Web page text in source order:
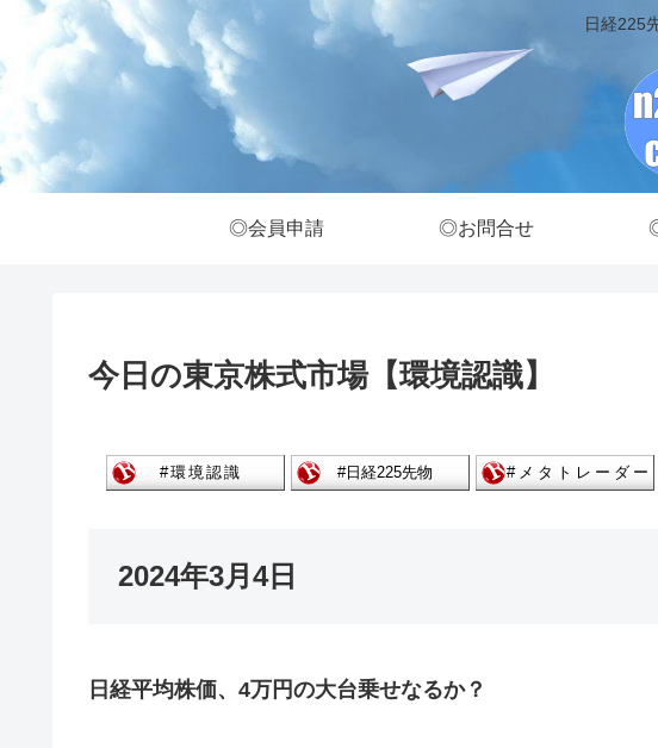
日経225
◎会員申請 ◎お問合せ
今日の東京株式市場【環境認識】
2024年3月4日
日経平均株価、4万円の大台乗せなるか？